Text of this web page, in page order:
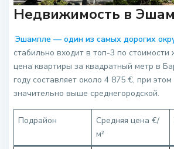
Недвижимость в
Эшампле — один из самых дорогих
стабильно входит в топ-3 по стоимости
цена квартиры за квадратный метр в
году составляет около 4 875 €, при
значительно выше среднегородской.
Подрайон
Средняя цена €/
м²